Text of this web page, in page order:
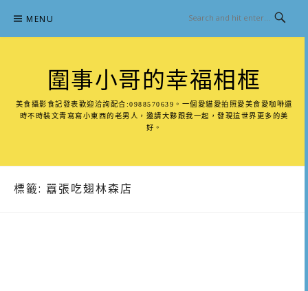
content
MENU
圍事小哥的幸福相框
美食攝影食記發表歡迎洽詢配合:0988570639。一個愛貓愛拍照愛美食愛咖啡還
時不時裝文青寫寫小東西的老男人，邀請大夥跟我一起，發現這世界更多的美
好。
標籤: 囂張吃翅林森店